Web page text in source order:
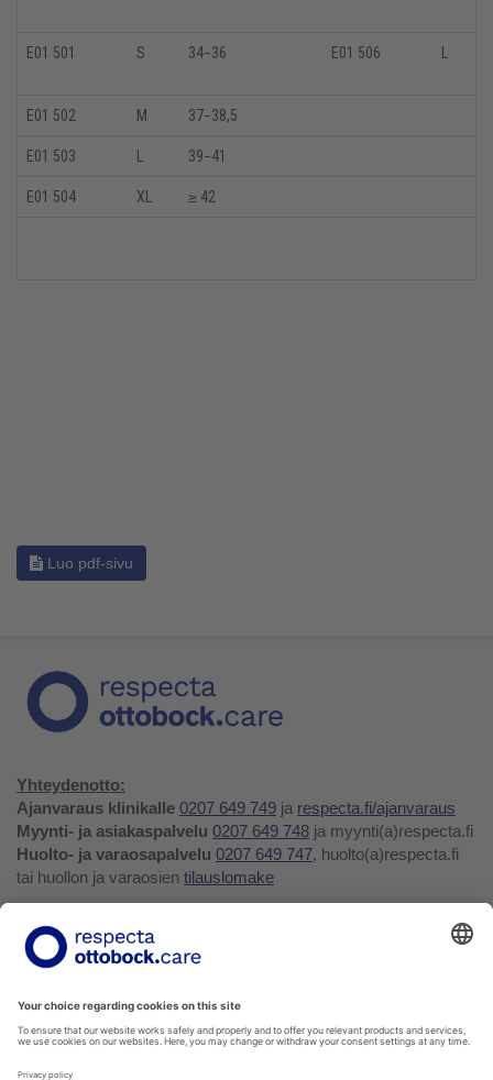
E01 501 S 34−36 E01 506
E01 502 M 37−38,5
E01 503 39−41
E01 504 XL ≥ 42
Luo pdf-sivu
Yhteydenotto:
Ajanvaraus klinikalle 0207 649 749 ja respecta.fi/ajanvaraus
Myynti- ja asiakaspalvelu 0207 649 748 ja myynti(a)respecta.fi
Huolto- ja varaosapalvelu 0207 649 747, huolto(a)respecta.fi
tai huollon ja varaosien tilauslomake
Facebook
Youtube
Tietosuojakäytäntö
Privacy Policy
Soittohinnat oman operaattorin matkapuhelin- tai
paikallispuhelumaksun mukaisesti.